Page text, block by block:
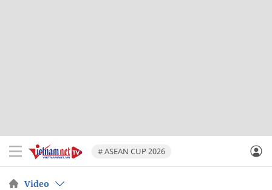
# ASEAN CUP 2026
Video